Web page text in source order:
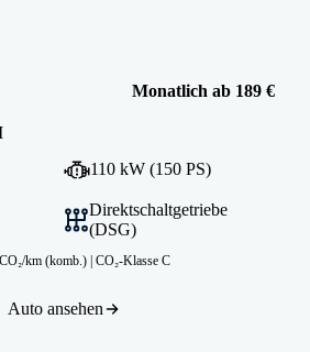
Monatlich ab 189 €
110 kW (150 PS)
Direktschaltgetriebe
(DSG)
km (komb.) | CO₂-Klasse C
Auto ansehen